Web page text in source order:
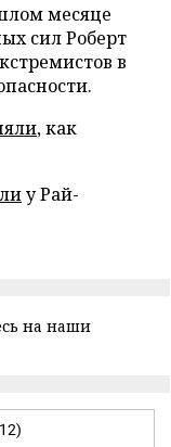
месяце
сил Роберт
в
, как
у Рай-
на наши